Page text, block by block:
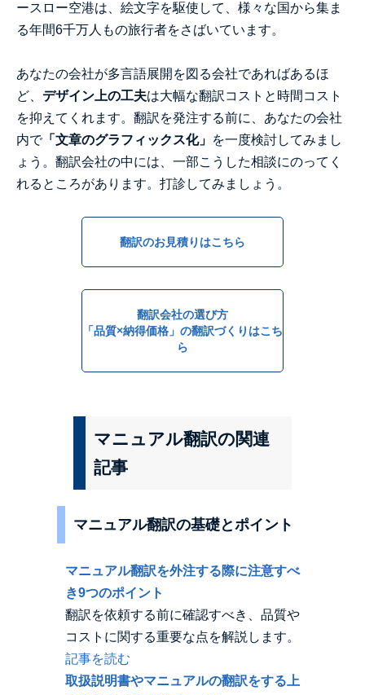
ースロー空港は、絵文字を駆使して、様々な国から集ま
る年間6千万人もの旅行者をさばいています。
あなたの会社が多言語展開を図る会社であればあるほ
ど、 デザイン上の工夫は大幅な翻訳コストと時間コスト
を抑えてくれます。翻訳を発注する前に、あなたの会社
内で「文章のグラフィックス化」 を一度検討してみまし
ょう。翻訳会社の中には、一部こうした相談にのってく
れるところがあります。打診してみましょう。
翻訳のお見積りはこちら
翻訳会社の選び方
「品質×納得価格」の翻訳づくりはこち
ら
マニュアル翻訳の関連
記事
マニュアル翻訳の基礎とポイント
マニュアル翻訳を外注する際に注意すべ
き9つのポイント
翻訳を依頼する前に確認すべき、品質や
コストに関する重要な点を解説します。
記事を読む
取扱説明書やマニュアルの翻訳をする上